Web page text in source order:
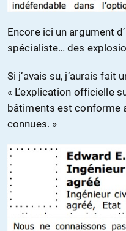
Encore ici un argument
spécialiste… des
Si j’avais su, j’aurais fait
« L’explication officielle
bâtiments est conforme
connues. »